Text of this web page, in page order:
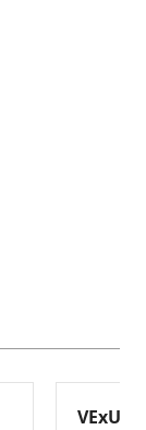
VExUS